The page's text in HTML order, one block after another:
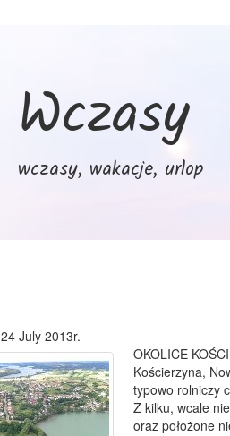
Wczasy
wczasy, wakacje, urlop
24 July 2013r.
OKOLICE
Kościerzyna,
typowo rolniczy
Z kilku, wcale
oraz położone